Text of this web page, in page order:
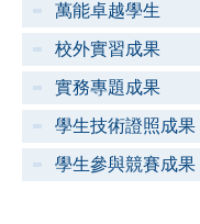
萬能卓越學生
校外實習成果
實務專題成果
學生技術證照成果
學生參與競賽成果